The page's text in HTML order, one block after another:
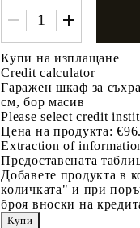
Купи на изплащане
Credit calculator
Гаражен шкаф за
см, бор масив
Please select credit
Цена на продукта:
Extraction of
Предоставената
Добавете продукта в
количката" и при
броя вноски на